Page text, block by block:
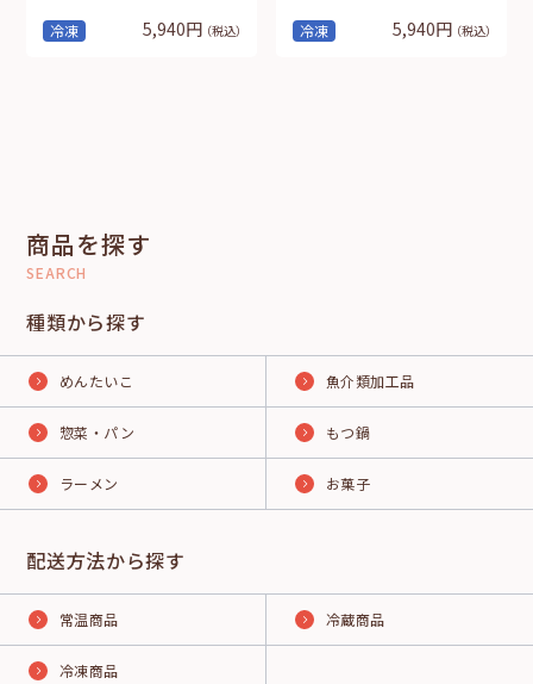
冷凍 5,940円 （税込） 冷凍 5,940円 （税込）
商品を探す
SEARCH
種類から探す
めんたいこ 魚介類加工品
惣菜・パン もつ鍋
ラーメン お菓子
配送方法から探す
常温商品 冷蔵商品
冷凍商品